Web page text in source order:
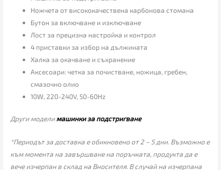
Ножчета от висококачествена карбонова стомана
Бутон за включване и изключване
Лост за прецизна настройка и контрол
4 приставки за избор на дължината
Халка за окачване и съхранениe
Аксесоари: четка за почистване, ножица, гребен,
смазочно олио
10W, 220-240V, 50-60Hz
Други моделимашинки за подстригване
*Периодът за доставка е обикновено от 2 – 5 дни. Възможно е
към момента на завършване на поръчката, продукта да е
вече изчерпан в склад на Вносителя. В случай на изчерпана